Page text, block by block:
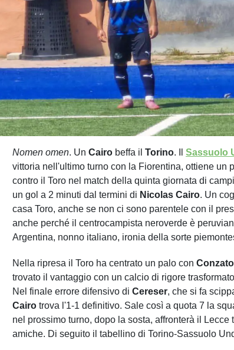
Nomen omen. UnCairo beffa ilTorino. IlSassuolo
vittoria nell'ultimo turno con la Fiorentina, ottiene un
contro il Toro nel match della quinta giornata di
un gol a 2 minuti dal termini di Nicolas Cairo. Un
casa Toro, anche se non ci sono parentele con il
anche perché il centrocampista neroverde è
Argentina, nonno italiano, ironia della sorte
Nella ripresa il Toro ha centrato un palo conConzato
trovato il vantaggio con un calcio di rigore
Nel finale errore difensivo diCereser, che si fa
Cairo trova l'1-1 definitivo. Sale così a quota 7 la
nel prossimo turno, dopo la sosta, affronterà il Lecce
amiche. Di seguito il tabellino di Torino-Sassuolo